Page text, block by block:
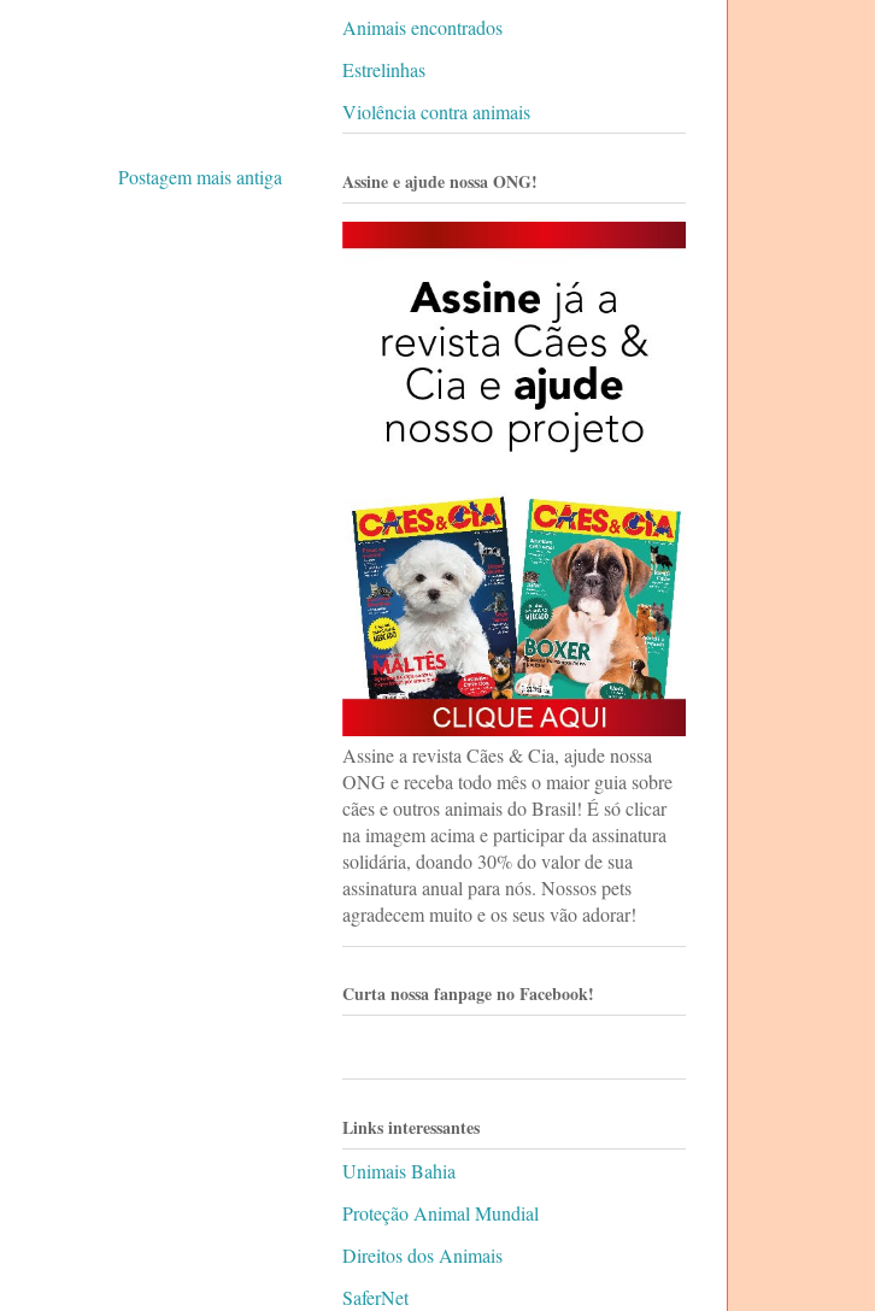
Postagem mais antiga
Animais encontrados
Estrelinhas
Violência contra animais
Assine e ajude nossa ONG!
Assine a revista Cães & Cia, ajude nossa
ONG e receba todo mês o maior guia sobre
cães e outros animais do Brasil! É só clicar
na imagem acima e participar da assinatura
solidária, doando 30% do valor de sua
assinatura anual para nós. Nossos pets
agradecem muito e os seus vão adorar!
Curta nossa fanpage no Facebook!
Links interessantes
Unimais Bahia
Proteção Animal Mundial
Direitos dos Animais
SaferNet